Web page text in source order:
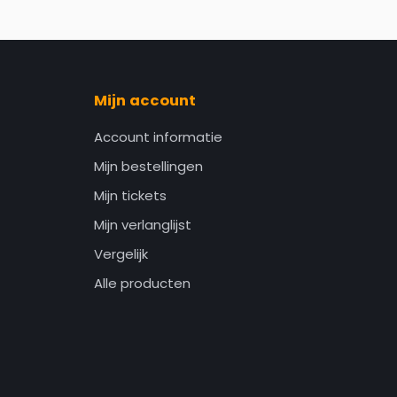
Mijn account
Account informatie
Mijn bestellingen
Mijn tickets
Mijn verlanglijst
Vergelijk
Alle producten